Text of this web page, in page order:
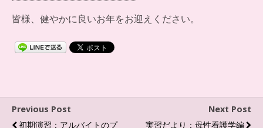
皆様、健やかに良いお年をお迎えください。
Previous Post
初期演習：アルバイトのプ
Next Post
実習だより：母性看護学編